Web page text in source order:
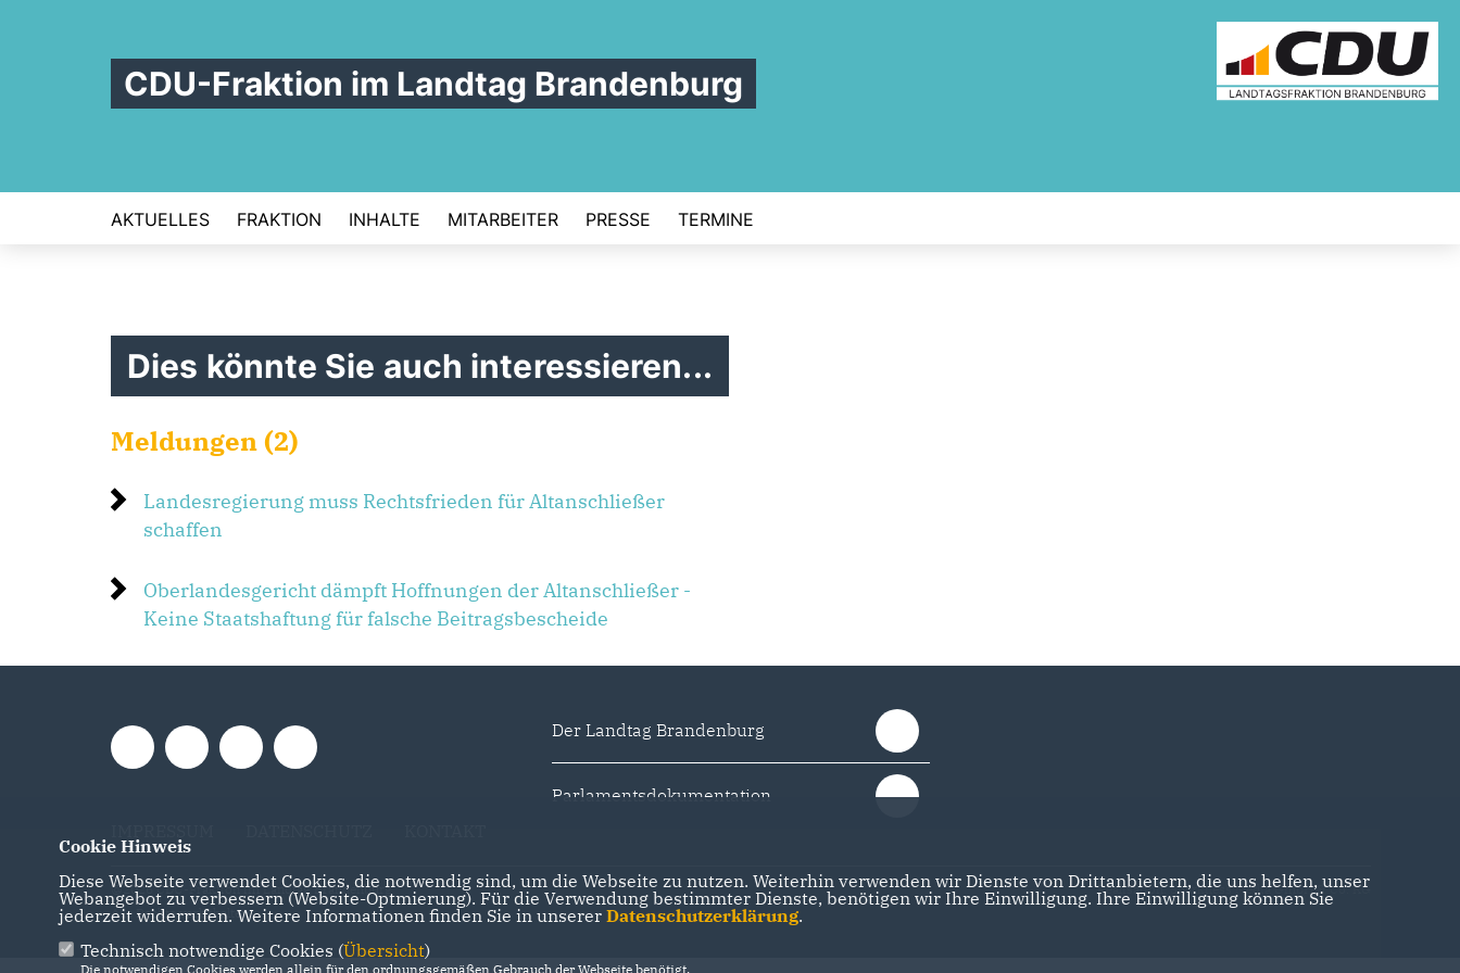
CDU-Fraktion im Landtag Brandenburg
AKTUELLES FRAKTION INHALTE MITARBEITER PRESSE TERMINE
Dies könnte Sie auch interessieren...
Meldungen (2)
Landesregierung muss Rechtsfrieden für Altanschließer
schaffen
Oberlandesgericht dämpft Hoffnungen der Altanschließer -
Keine Staatshaftung für falsche Beitragsbescheide
Der Landtag Brandenburg
Parlamentsdokumentation
@2026 CDU-Fraktion im Landtag Brandenburg
Alle Rechte vorbehalten.
Realisation: Sharkness Media GmbH & Co. KG
Cookie Hinweis
Diese Webseite verwendet Cookies, die notwendig sind, um die Webseite zu nutzen. Weiterhin verwenden wir Dienste von Drittanbietern, die uns helfen, unser
Webangebot zu verbessern (Website-Optmierung). Für die Verwendung bestimmter Dienste, benötigen wir Ihre Einwilligung. Ihre Einwilligung können Sie
jederzeit widerrufen. Weitere Informationen finden Sie in unserer Datenschutzerklärung.
Technisch notwendige Cookies (Übersicht)
Die notwendigen Cookies werden allein für den ordnungsgemäßen Gebrauch der Webseite benötigt.